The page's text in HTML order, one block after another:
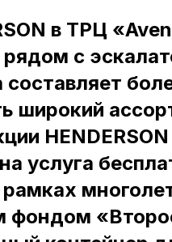
в ТРЦ
с
составляет
широкий
услуга
фондом